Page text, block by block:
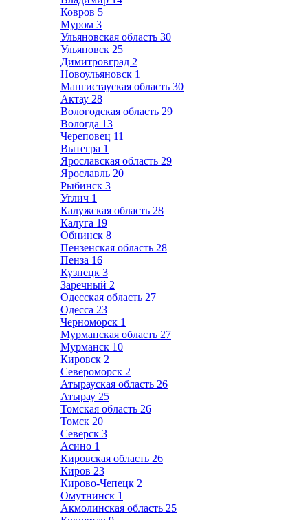
Ковров 5
Муром 3
Ульяновская область 30
Ульяновск 25
Димитровград 2
Новоульяновск 1
Мангистауская область 30
Актау 28
Вологодская область 29
Вологда 13
Череповец 11
Вытегра 1
Ярославская область 29
Ярославль 20
Рыбинск 3
Углич 1
Калужская область 28
Калуга 19
Обнинск 8
Пензенская область 28
Пенза 16
Кузнецк 3
Заречный 2
Одесская область 27
Одесса 23
Черноморск 1
Мурманская область 27
Мурманск 10
Кировск 2
Североморск 2
Атырауская область 26
Атырау 25
Томская область 26
Томск 20
Северск 3
Асино 1
Кировская область 26
Киров 23
Кирово-Чепецк 2
Омутнинск 1
Акмолинская область 25